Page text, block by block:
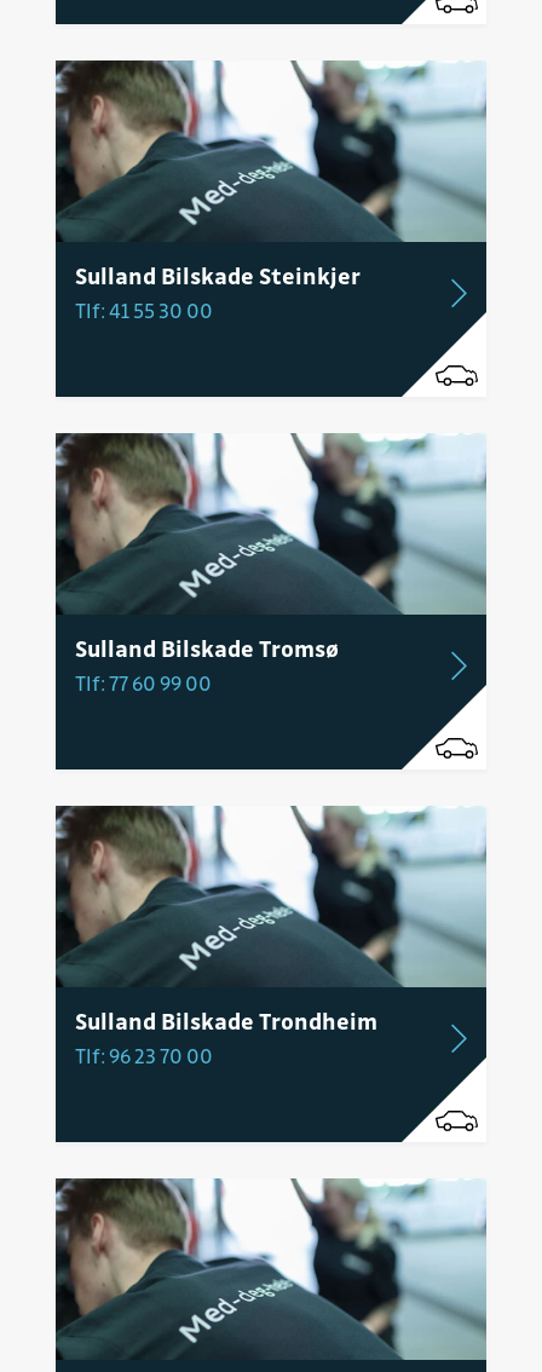
Sulland Bilskade Steinkjer
Tlf: 41 55 30 00
Sulland Bilskade Tromsø
Tlf: 77 60 99 00
Sulland Bilskade Trondheim
Tlf: 96 23 70 00